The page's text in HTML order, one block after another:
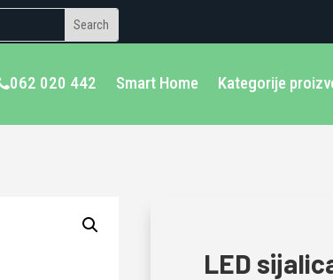
062 020 442 Smart Home Kategorije
LED